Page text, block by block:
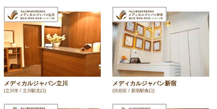
メディカルジャパン立川
(立川市 / 立川駅北口)
メディカルジャパン新宿
(渋谷区 / 新宿駅南口)